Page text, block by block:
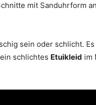
mit Sanduhrform
sein oder schlicht.
schlichtes Etuikleid im